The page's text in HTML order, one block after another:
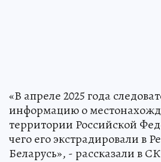
«В апреле 2025 года
информацию о
территории Российской
чего его экстрадировали в
Беларусь», - рассказали в